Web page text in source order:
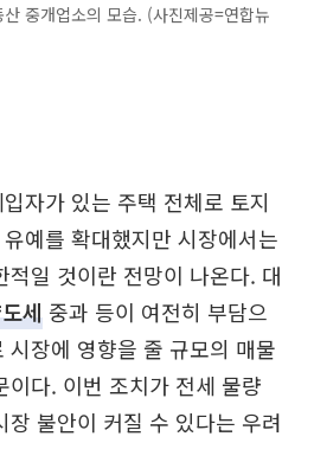
중개업소의 모습. (사진제공=연합뉴
자가 있는 주택 전체로 토지
예를 확대했지만 시장에서는
적일 것이란 전망이 나온다. 대
세 중과 등이 여전히 부담으
시장에 영향을 줄 규모의 매물
이다. 이번 조치가 전세 물량
장 불안이 커질 수 있다는 우려